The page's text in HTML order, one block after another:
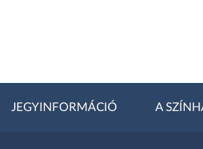
JEGYINFORMÁCIÓ A